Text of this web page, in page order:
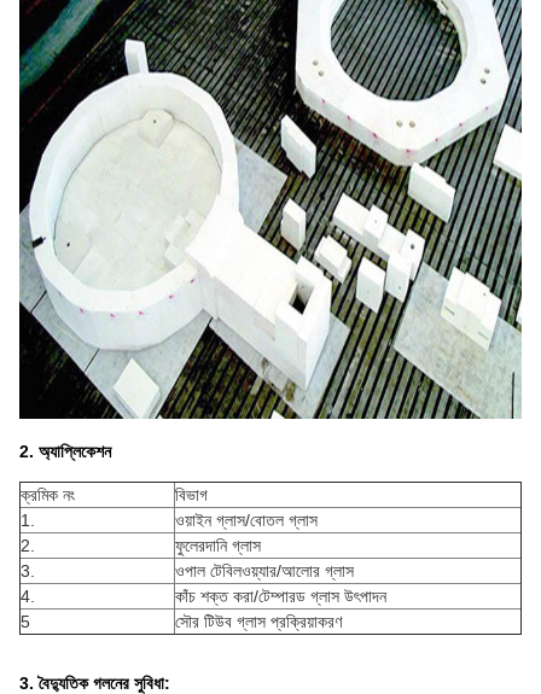
2. অ্যাপ্লিকেশন
ক্রমিক নং
বিভাগ
1.
ওয়াইন গ্লাস/বোতল গ্লাস
2.
ফুলেরদানি গ্লাস
3.
ওপাল টেবিলওয়্যার/আলোর গ্লাস
4.
কাঁচ শক্ত করা/টেম্পারড গ্লাস উৎপাদন
5
সৌর টিউব গ্লাস প্রক্রিয়াকরণ
3. বৈদ্যুতিক গলনের সুবিধা: